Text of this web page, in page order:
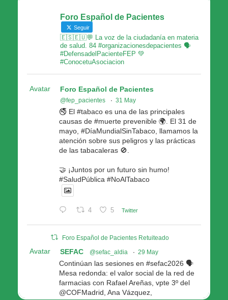
Foro Español de Pacientes
Seguir
🇪🇸🇪🇺💬 La voz de la ciudadanía en materia
de salud. 84 #organizacionesdepacientes 🗣
#DefensadelPacienteFEP 💚
#ConocetuAsociacion
Avatar Foro Español de Pacientes
@fep_pacientes · 31 May
🚭 El #tabaco es una de las principales
causas de #muerte prevenible 🌍. El 31 de
mayo, #DíaMundialSinTabaco, llamamos la
atención sobre sus peligros y las prácticas
de las tabacaleras 🚫.
🤝 ¡Juntos por un futuro sin humo!
#SaludPública #NoAlTabaco
4 5 Twitter
Foro Español de Pacientes Retuiteado
Avatar SEFAC @sefac_aldia · 29 May
Continúan las sesiones en #sefac2026 🗣️
Mesa redonda: el valor social de la red de
farmacias con Rafael Areñas, vpte 3º del
@COFMadrid, Ana Vázquez,